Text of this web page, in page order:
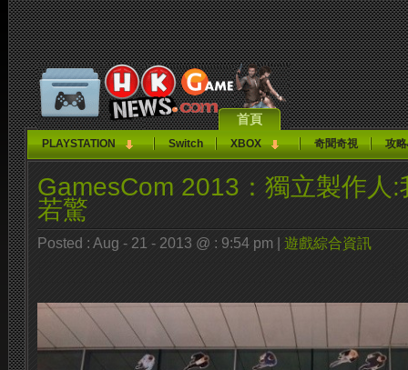
首頁
PLAYSTATION Switch XBOX 奇聞奇視 攻
GamesCom 2013：獨立製作人:
若驚
Posted : Aug - 21 - 2013 @ : 9:54 pm | 遊戲綜合資訊